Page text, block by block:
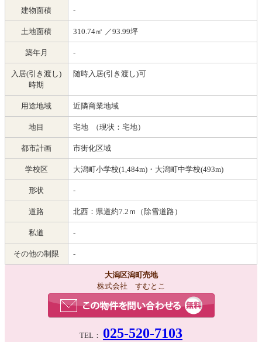
建物面積 -
土地面積 310.74㎡ ／93.99坪
築年月 -
入居(引き渡し)
時期
随時入居(引き渡し)可
用途地域 近隣商業地域
地目 宅地 （現状：宅地）
都市計画 市街化区域
学校区 大潟町小学校(1,484m)・大潟町中学校(493m)
形状 -
道路 北西：県道約7.2ｍ（除雪道路）
私道 -
その他の制限 -
大潟区潟町売地
株式会社 すむとこ
TEL： 025-520-7103